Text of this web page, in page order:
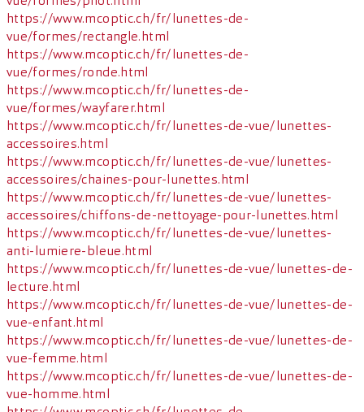
https://www.mcoptic.ch/fr/lunettes-de-
vue/formes/rectangle.html
https://www.mcoptic.ch/fr/lunettes-de-
vue/formes/ronde.html
https://www.mcoptic.ch/fr/lunettes-de-
vue/formes/wayfarer.html
https://www.mcoptic.ch/fr/lunettes-de-vue/lunettes-
accessoires.html
https://www.mcoptic.ch/fr/lunettes-de-vue/lunettes-
accessoires/chaines-pour-lunettes.html
https://www.mcoptic.ch/fr/lunettes-de-vue/lunettes-
accessoires/chiffons-de-nettoyage-pour-lunettes.html
https://www.mcoptic.ch/fr/lunettes-de-vue/lunettes-
anti-lumiere-bleue.html
https://www.mcoptic.ch/fr/lunettes-de-vue/lunettes-de-
lecture.html
https://www.mcoptic.ch/fr/lunettes-de-vue/lunettes-de-
vue-enfant.html
https://www.mcoptic.ch/fr/lunettes-de-vue/lunettes-de-
vue-femme.html
https://www.mcoptic.ch/fr/lunettes-de-vue/lunettes-de-
vue-homme.html